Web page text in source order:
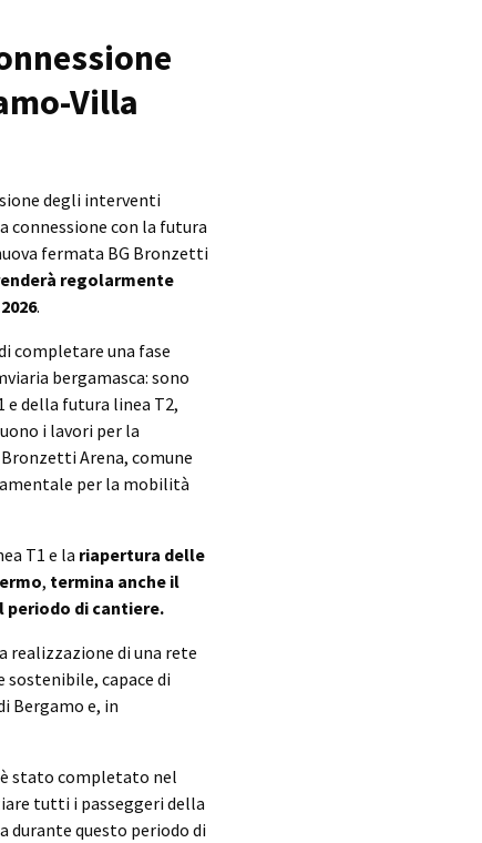
Villa
degli interventi
con la futura
fermata BG Bronzetti
regolarmente
.
completare una fase
bergamasca: sono
della futura linea T2,
i lavori per la
Arena, comune
per la mobilità
T1 e la riapertura delle
, termina anche il
di cantiere.
realizzazione di una rete
capace di
Bergamo e, in
stato completato nel
tutti i passeggeri della
durante questo periodo di